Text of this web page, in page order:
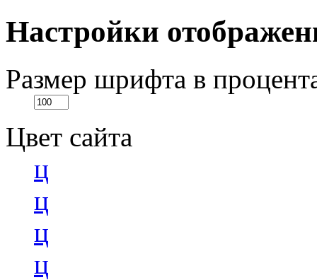
Настройки
Размер шрифта в
Цвет сайта
ц
ц
ц
ц